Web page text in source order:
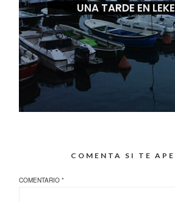
UNA TARDE EN
COMENTA SI TE
COMENTARIO*